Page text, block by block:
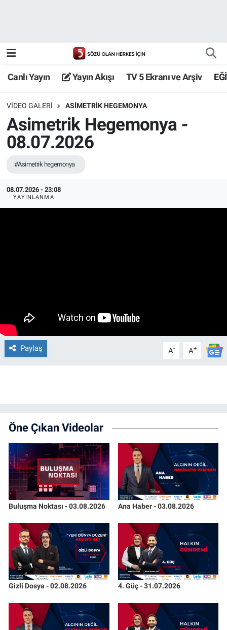
Canlı Yayın Yayın Akışı TV 5 Ekranı ve Arşiv
VIDEO GALERI ASIMETRIK HEGEMONYA
Asimetrik Hegemonya -
08.07.2026
#Asimetrik hegemonya
08.07.2026 - 23:08
YAYINLANMA
Paylaş A- A+
Öne Çıkan Videolar
Buluşma Noktası - 03.08.2026 Ana Haber - 03.08.2026
Gizli Dosya - 02.08.2026 4. Güç - 31.07.2026
TV 5 Ekranı ve Arşiv